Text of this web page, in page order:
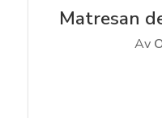
Matresan
Av